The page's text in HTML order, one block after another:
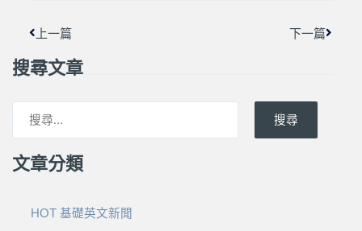
上一篇 下一篇
搜尋文章
搜尋
文章分類
HOT 基礎英文新聞